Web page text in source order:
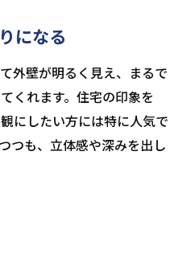
になる
外壁が明るく見え、まるで
くれます。住宅の印象を
にしたい方には特に人気で
つも、立体感や深みを出し